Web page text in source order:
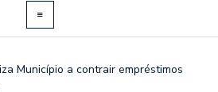
Município a contrair empréstimos